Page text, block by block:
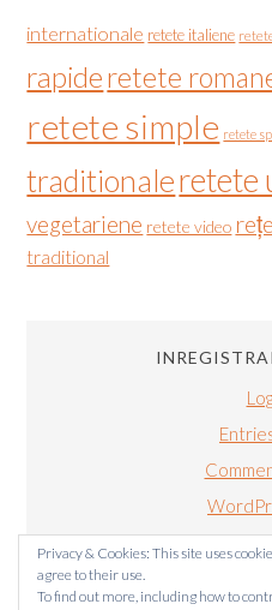
internationale retete italiene
rapideretete
retete simple retete
traditionaleretete
vegetariene retete video
traditional
Privacy & Cookies: This site uses
agree to their use.
To find out more, including how to